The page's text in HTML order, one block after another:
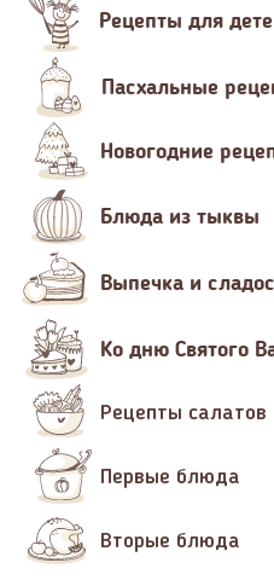
Рецепты для
Пасхальные
Новогодние
Блюда из тыквы
Выпечка и
Ко дню Святого
Рецепты салатов
Первые блюда
Вторые блюда